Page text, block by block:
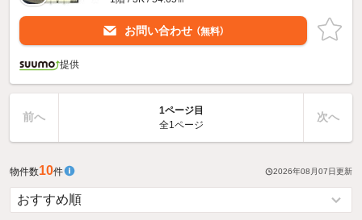
お問い合わせ （無料）
提供
前へ
1ページ目
全1ページ
次へ
物件数10件 2026年08月07日更新